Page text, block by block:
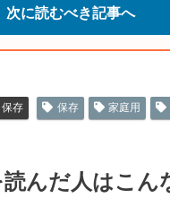
次に読むべき記事へ
存 保存 家庭用
んだ人はこん